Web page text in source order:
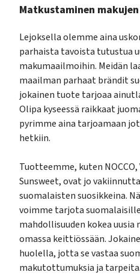
Matkustaminen
Lejoksella olemme aina
parhaista tavoista tutustua
makumaailmoihin. Meidän
maailman parhaat brändit
jokainen tuote tarjoaa
Olipa kyseessä raikkaat
pyrimme aina tarjoamaan
hetkiin.
Tuotteemme, kuten
Sunsweet, ovat jo
suomalaisten suosikkeina.
voimme tarjota
mahdollisuuden kokea
omassa keittiössään.
huolella, jotta se vastaa
makutottumuksia ja tarpeita.